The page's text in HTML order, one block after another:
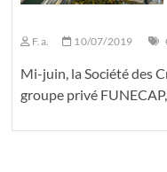
F.a. 10/07/2019
Mi-juin, la Société des
groupe privé